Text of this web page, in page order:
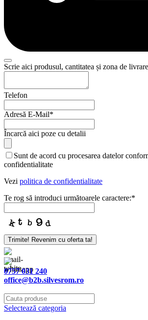
Scrie aici produsul, cantitatea și zona de
Telefon
Adresă E-Mail*
Încarcă aici poze cu detalii
Website
URL*
Sunt de acord cu procesarea datelor
confidentialitate
Vezi politica de confidentialitate
Te rog să introduci următoarele caractere:*
Trimite! Revenim cu oferta ta!
0757 031 240
office@b2b.silvesrom.ro
Selectează categoria